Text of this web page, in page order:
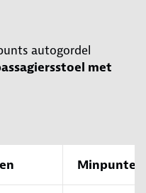
autogordel
met
Minpunten